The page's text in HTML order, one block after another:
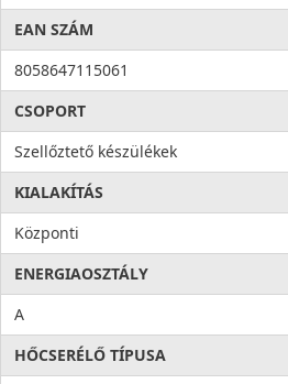
EAN SZÁM
8058647115061
CSOPORT
Szellőztető készülékek
KIALAKÍTÁS
Központi
ENERGIAOSZTÁLY
A
HŐCSERÉLŐ TÍPUSA